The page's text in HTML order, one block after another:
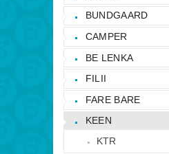
BUNDGAARD
CAMPER
BE LENKA
FILII
FARE BARE
KEEN
KTR